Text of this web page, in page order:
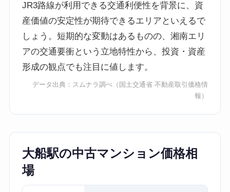
JR3路線が利用できる交通利便性を背景に、資
産価値の安定性が期待できるエリアといえるで
しょう。短期的な変動はあるものの、湘南エリ
アの交通要衝という立地特性から、投資・資産
形成の観点でも注目に値します。
データ出典： スムナラ調べ （国土交通省 不動産取引価格情
報）
大船駅の中古マンション価格相
場